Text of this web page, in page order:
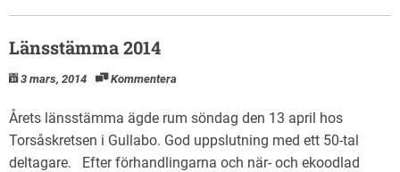
Länsstämma 2014
3 mars, 2014 Kommentera
Årets länsstämma ägde rum söndag den 13 april hos
Torsåskretsen i Gullabo. God uppslutning med ett 50-tal
deltagare. Efter förhandlingarna och när- och ekoodlad